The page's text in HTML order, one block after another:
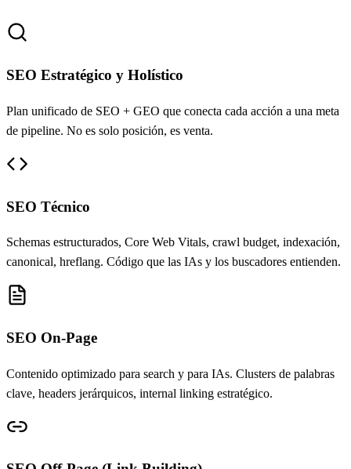
SEO Estratégico y Holístico
Plan unificado de SEO + GEO que conecta cada acción a una meta
de pipeline. No es solo posición, es venta.
SEO Técnico
Schemas estructurados, Core Web Vitals, crawl budget, indexación,
canonical, hreflang. Código que las IAs y los buscadores entienden.
SEO On-Page
Contenido optimizado para search y para IAs. Clusters de palabras
clave, headers jerárquicos, internal linking estratégico.